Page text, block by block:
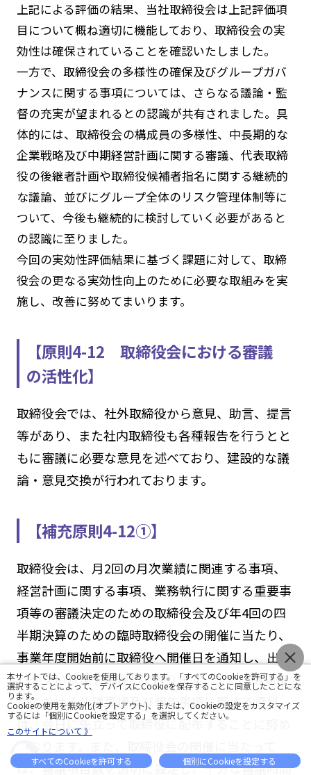
上記による評価の結果、当社取締役会は上記評価項
目について概ね適切に機能しており、取締役会の実
効性は確保されていることを確認いたしました。
一方で、取締役会の多様性の確保及びグループガバ
ナンスに関する事項については、さらなる議論・監
督の充実が望まれるとの認識が共有されました。具
体的には、取締役会の構成員の多様性、中長期的な
企業戦略及び中期経営計画に関する審議、代表取締
役の後継者計画や取締役候補者指名に関する継続的
な議論、並びにグループ全体のリスク管理体制等に
ついて、今後も継続的に検討していく必要があると
の認識に至りました。
今回の実効性評価結果に基づく課題に対して、取締
役会の更なる実効性向上のために必要な取組みを実
施し、改善に努めてまいります。
【原則4-12 取締役会における審議
の活性化】
取締役会では、社外取締役から意見、助言、提言
等があり、また社内取締役も各種報告を行うとと
もに審議に必要な意見を述べており、建設的な議
論・意見交換が行われております。
【補充原則4-12①】
取締役会は、月2回の月次業績に関連する事項、
経営計画に関する事項、業務執行に関する重要事
項等の審議決定のための取締役会及び年4回の四
半期決算のための臨時取締役会の開催に当たり、
事業年度開始前に取締役へ開催日を通知し、出席
しやすい状況を確保しております。また、取締役
会における決議事項及び報告事項に関する資料
は、会日に先立って取締役に配布することに努め
は、審議項目数を適切に設定し、十分な審議時間
本サイトでは、Cookieを使用しております。「すべてのCookieを許可する」を
選択することによって、 デバイスにCookieを保存することに同意したことにな
ります。
Cookieの使用を無効化(オプトアウト)、または、Cookieの設定をカスタマイズ
するには「個別にCookieを設定する」を選択してください。
このサイトについて 》
すべてのCookieを許可する 個別にCookieを設定する